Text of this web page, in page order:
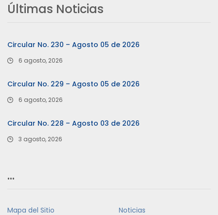
Últimas Noticias
Circular No. 230 – Agosto 05 de 2026
6 agosto, 2026
Circular No. 229 – Agosto 05 de 2026
6 agosto, 2026
Circular No. 228 – Agosto 03 de 2026
3 agosto, 2026
…
Mapa del Sitio Noticias